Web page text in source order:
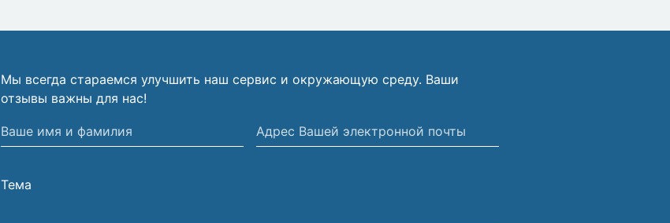
Мы всегда стараемся улучшить наш сервис и окружающую среду. Ваши
отзывы важны для нас!
Ваше
имя
фамилия
Адрес
Вашей
Тема